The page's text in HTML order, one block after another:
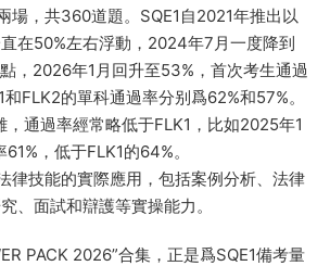
場，共360道題。SQE1自2021年推出以
在50%左右浮動，2024年7月一度降到
，2026年1月回升至53%，首次考生通過
FLK2的單科通過率分别爲62%和57%。
，通過率經常略低于FLK1，比如2025年1
，低于FLK1的64%。
律技能的實際應用，包括案例分析、法律
、面試和辯護等實操能力。
PACK 2026”合集，正是爲SQE1備考量